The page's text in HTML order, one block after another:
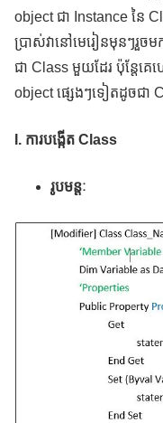
object ជា Instance នៃ
ប្រាស់វានៅមេរៀនមុនៗរួច
ជា Class មួយដែរ ប៉ុន្តែគ
object ផ្សេងៗទៀតដូចជា
I. ការបង្កើត Class
រូបមន្តៈ